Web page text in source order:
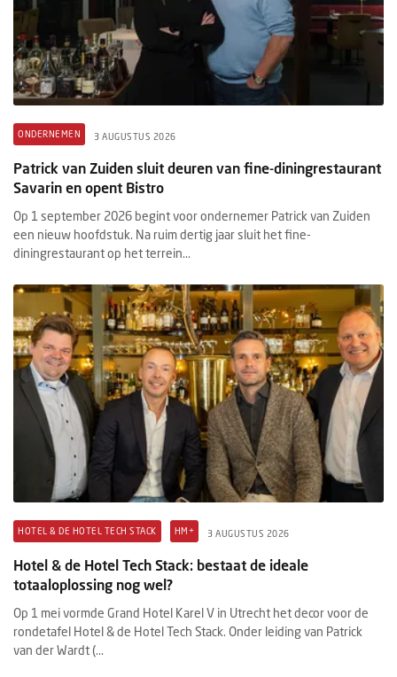
ONDERNEMEN 3 AUGUSTUS 2026
Patrick van Zuiden sluit deuren van fine-diningrestaurant
Savarin en opent Bistro
Op 1 september 2026 begint voor ondernemer Patrick van Zuiden
een nieuw hoofdstuk. Na ruim dertig jaar sluit het fine-
diningrestaurant op het terrein...
HOTEL & DE HOTEL TECH STACK HM+ 3 AUGUSTUS 2026
Hotel & de Hotel Tech Stack: bestaat de ideale
totaaloplossing nog wel?
Op 1 mei vormde Grand Hotel Karel V in Utrecht het decor voor de
rondetafel Hotel & de Hotel Tech Stack. Onder leiding van Patrick
van der Wardt (...